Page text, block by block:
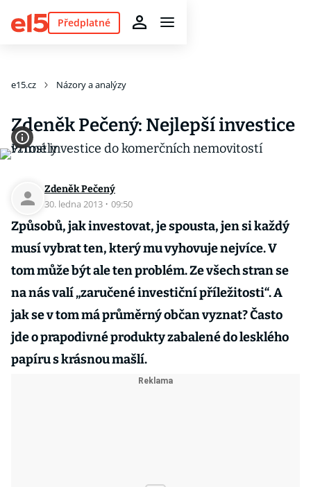
Předplatné
e15.cz Názory a analýzy
Zdeněk Pečený: Nejlepší investice
Zdeněk Pečený
30. ledna 2013 · 09:50
Způsobů, jak investovat, je spousta, jen si každý
musí vybrat ten, který mu vyhovuje nejvíce. V
tom může být ale ten problém. Ze všech stran se
na nás valí „zaručené investiční příležitosti“. A
jak se v tom má průměrný občan vyznat? Často
jde o prapodivné produkty zabalené do lesklého
papíru s krásnou mašlí.